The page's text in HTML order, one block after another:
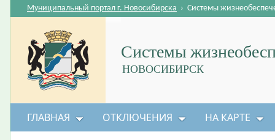
Системы
НОВОСИБИРСК
Муниципальный портал г. Новосибирска › Системы
ГЛАВНАЯ ОТКЛЮЧЕНИЯ НА КАРТЕ